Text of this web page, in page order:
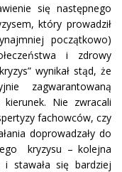
się następnego
który prowadził
początkowo)
i zdrowy
wynikał stąd, że
zagwarantowaną
Nie zwracali
fachowców, czy
doprowadzały do
kryzysu – kolejna
i stawała się bardziej